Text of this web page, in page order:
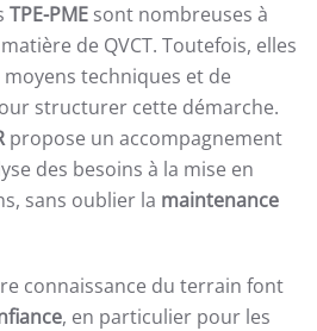
TPE-PME sont nombreuses à
de QVCT. Toutefois, elles
techniques et de
structurer cette démarche.
propose un accompagnement
des besoins à la mise en
sans oublier la maintenance
connaissance du terrain font
, en particulier pour les